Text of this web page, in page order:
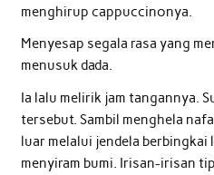
menghirup cappuccinonya.
Menyesap segala rasa yang
menusuk dada.
Ia lalu melirik jam tangannya.
tersebut. Sambil menghela
luar melalui jendela berbingkai
menyiram bumi. Irisan-irisan